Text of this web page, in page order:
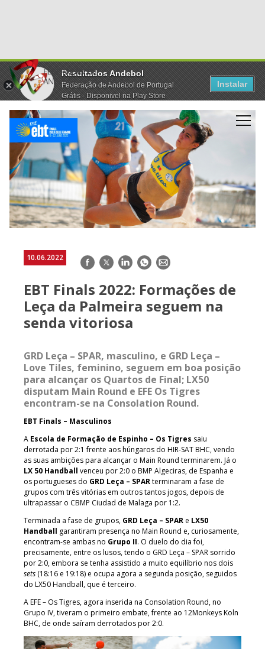
Resultados Andebol
Federação de Andebol de Portugal
Grátis - Disponivel na Play Store
Instalar
10.06.2022 Facebook
TwitterLinkedInWhatsApp
E-
EBT Finals 2022: Formações de
Leça da Palmeira seguem na
senda vitoriosa
GRD Leça – SPAR, masculino, e GRD Leça –
Love Tiles, feminino, seguem em boa posição
para alcançar os Quartos de Final; LX50
disputam Main Round e EFE Os Tigres
encontram-se na Consolation Round.
EBT Finals – Masculinos
A Escola de Formação de Espinho – Os Tigres saiu
derrotada por 2:1 frente aos húngaros do HIR-SAT BHC, vendo
as suas ambições para alcançar o Main Round terminarem. Já o
LX 50 Handball venceu por 2:0 o BMP Algeciras, de Espanha e
os portugueses do GRD Leça – SPARterminaram a fase de
grupos com três vitórias em outros tantos jogos, depois de
ultrapassar o CBMP Ciudad de Malaga por 1:2.
Terminada a fase de grupos, GRD Leça – SPAR e LX50
Handball garantiram presença no Main Round e, curiosamente,
encontram-se ambas no Grupo II. O duelo do dia foi,
precisamente, entre os lusos, tendo o GRD Leça – SPAR sorrido
por 2:0, embora se tenha assistido a muito equilíbrio nos dois
sets (18:16 e 19:18) e ocupa agora a segunda posição, seguidos
do LX50 Handball, que é terceiro.
A EFE – Os Tigres, agora inserida na Consolation Round, no
Grupo IV, tiveram o primeiro embate, frente ao 12Monkeys Koln
BHC, de onde saíram derrotados por 2:0.